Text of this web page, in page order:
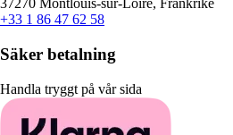
37270 Montlouis-sur-Loire, Frankrike
+33 1 86 47 62 58
Säker betalning
Handla tryggt på vår sida